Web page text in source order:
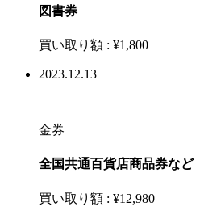
図書券
買い取り額 : ¥1,800
2023.12.13
金券
全国共通百貨店商品券など
買い取り額 : ¥12,980